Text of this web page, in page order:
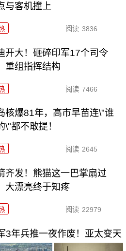
与客机撞上
阅读 3836
开大！砸碎印军17个司令
重组指挥结构
阅读 7466
核爆81年，高市早苗连\"谁
\"都不敢提！
阅读 2645
齐发！熊猫这一巴掌扇过
大漂亮终于知疼
阅读 22979
3年兵推一夜作废！亚太变天